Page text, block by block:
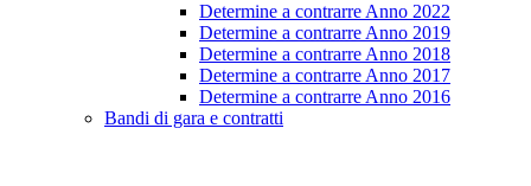
Determine a contrarre Anno 2022
Determine a contrarre Anno 2019
Determine a contrarre Anno 2018
Determine a contrarre Anno 2017
Determine a contrarre Anno 2016
Bandi di gara e contratti